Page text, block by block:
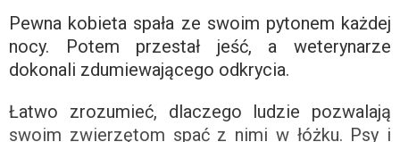
Pewna kobieta spała ze swoim pytonem każdej
nocy. Potem przestał jeść, a weterynarze
dokonali zdumiewającego odkrycia.
Łatwo zrozumieć, dlaczego ludzie pozwalają
swoim zwierzętom spać z nimi w łóżku. Psy i